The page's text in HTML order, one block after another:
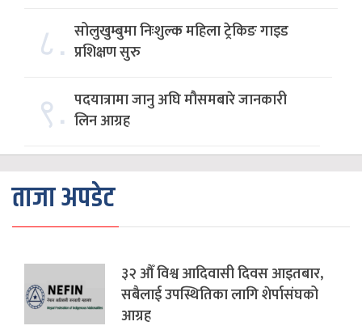
८. सोलुखुम्बुमा निःशुल्क महिला ट्रेकिङ गाइड
प्रशिक्षण सुरु
९. पदयात्रामा जानु अघि मौसमबारे जानकारी
लिन आग्रह
ताजा अपडेट
३२ औँ विश्व आदिवासी दिवस आइतबार,
सबैलाई उपस्थितिका लागि शेर्पासंघको
आग्रह